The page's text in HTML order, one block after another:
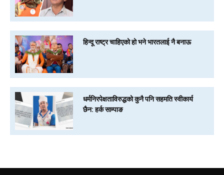
हिन्दू राष्ट्र चाहिएको हो भने भारतलाई नै बनाऊ
धर्मनिरपेक्षताविरुद्धको कुनै पनि सहमति स्वीकार्य
छैन: हर्क साम्पाङ